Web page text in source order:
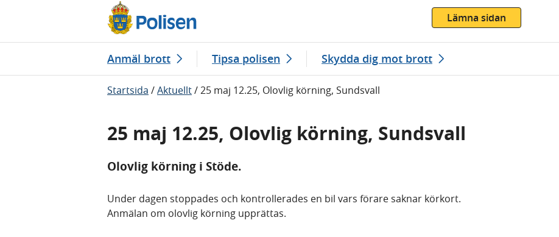
Lämna sidan
Anmäl brott Tipsa polisen Skydda dig mot brott
Startsida /Aktuellt/25 maj 12.25, Olovlig körning, Sundsvall
25 maj 12.25, Olovlig körning, Sundsvall
Olovlig körning i Stöde.
Under dagen stoppades och kontrollerades en bil vars förare saknar körkort.
Anmälan om olovlig körning upprättas.